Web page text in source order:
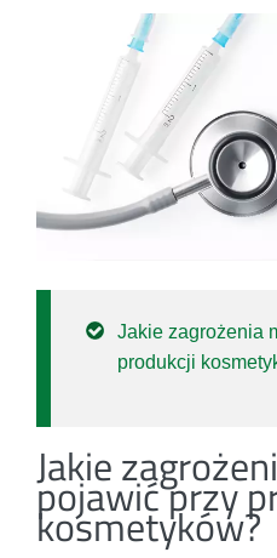
Jakie zagrożenia
produkcji
Jakie
pojawić przy
kosmetyków?